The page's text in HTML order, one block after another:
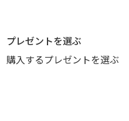
プレゼントを選ぶ
購入するプレゼントを選ぶ